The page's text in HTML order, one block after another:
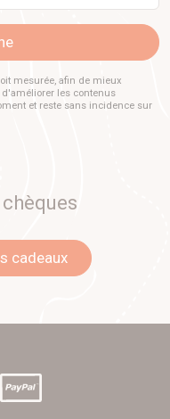
mesurée, afin de mieux
les contenus
et reste sans incidence sur
cadeaux